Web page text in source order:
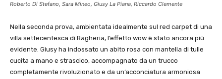
Roberto Di Stefano, Sara Mineo, Giusy La Piana, Riccardo Clemente
Nella seconda prova, ambientata idealmente sul red carpet di una
villa settecentesca di Bagheria, l’effetto wow è stato ancora più
evidente. Giusy ha indossato un abito rosa con mantella di tulle
cucita a mano e strascico, accompagnato da un trucco
completamente rivoluzionato e da un’acconciatura armoniosa